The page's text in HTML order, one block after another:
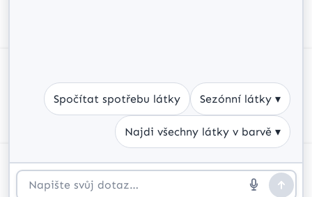
Souhlas s těmito technologiemi nám umožní zpracovávat údaje, jako je
chování při procházení nebo jedinečná ID na tomto webu. Nesouhlas
nebo odvolání souhlasu může nepříznivě ovlivnit určité vlastnosti a
Příjmout
© copyright 2026 • jir-ka.cz | technickou
Spočítat spotřebu látky Sezónní látky ▾
Najdi všechny látky v barvě ▾
Váš